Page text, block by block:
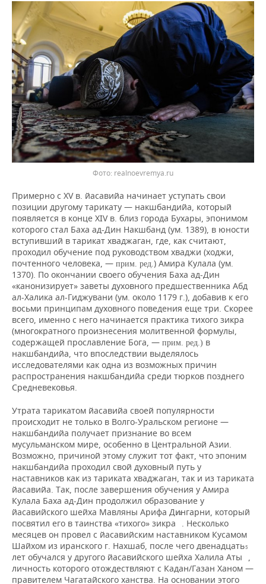
realnoevremya.ru
Примерно с XV в. йасавийа начинает уступать свои
позиции другому тарикату — накшбандийа, который
появляется в конце XIV в. близ города Бухары, эпонимом
которого стал Баха ад-Дин Накшбанд (ум. 1389), в юности
вступивший в тарикат хваджаган, где, как считают,
проходил обучение под руководством хваджи (ходжи,
почтенного человека, — прим. ред.) Амира Кулала (ум.
1370). По окончании своего обучения Баха ад-Дин
«канонизирует» заветы духовного предшественника Абд
ал-Халика ал-Гиджувани (ум. около 1179 г.), добавив к его
восьми принципам духовного поведения еще три. Скорее
всего, именно с него начинается практика тихого зикра
(многократного произнесения молитвенной формулы,
содержащей прославление Бога, — прим. ред.) в
накшбандийа, что впоследствии выделялось
исследователями как одна из возможных причин
распространения накшбандийа среди тюрков позднего
Средневековья.
Утрата тарикатом йасавийа своей популярности
происходит не только в Волго-Уральском регионе —
накшбандийа получает признание во всем
мусульманском мире, особенно в Центральной Азии.
Возможно, причиной этому служит тот факт, что эпоним
накшбандийа проходил свой духовный путь у
наставников как из тариката хваджаган, так и из тариката
йасавийа. Так, после завершения обучения у Амира
Кулала Баха ад-Дин продолжил образование у
йасавийского шейха Мавляны Арифа Дингарни, который
посвятил его в таинства «тихого» зикра
14
. Несколько
месяцев он провел с йасавийским наставником Кусамом
Шайхом из иранского г. Нахшаб, после чего двенадцать
лет обучался у другого йасавийского шейха Халила Аты
15
,
личность которого отождествляют с Кадан/Газан Ханом —
правителем Чагатайского ханства. На основании этого